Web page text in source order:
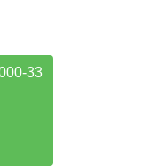
33